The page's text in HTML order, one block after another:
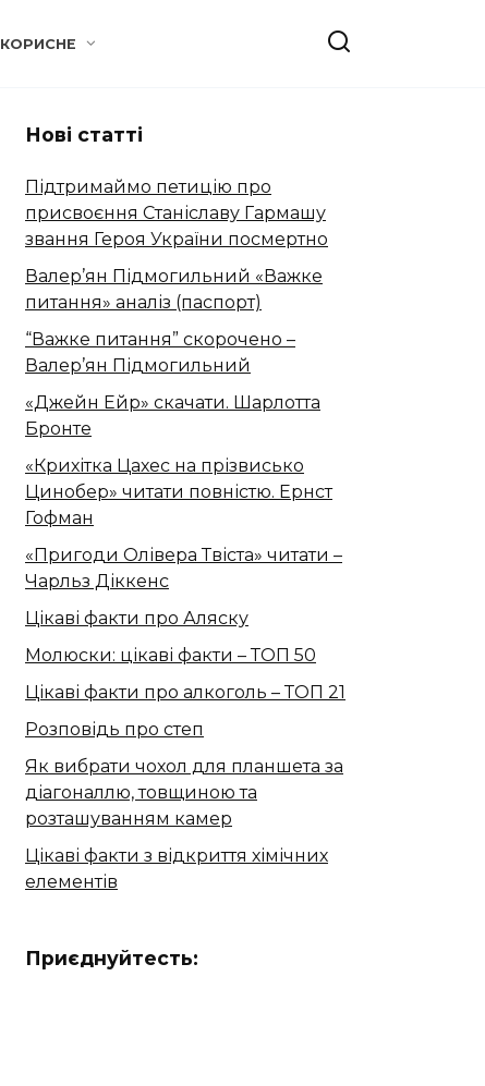
КОРИСНЕ
Нові статті
Підтримаймо петицію про
присвоєння Станіславу Гармашу
звання Героя України посмертно
Валер’ян Підмогильний «Важке
питання» аналіз (паспорт)
“Важке питання” скорочено –
Валер’ян Підмогильний
«Джейн Ейр» скачати. Шарлотта
Бронте
«Крихітка Цахес на прізвисько
Цинобер» читати повністю. Ернст
Гофман
«Пригоди Олівера Твіста» читати –
Чарльз Діккенс
Цікаві факти про Аляску
Молюски: цікаві факти – ТОП 50
Цікаві факти про алкоголь – ТОП 21
Розповідь про степ
Як вибрати чохол для планшета за
діагоналлю, товщиною та
розташуванням камер
Цікаві факти з відкриття хімічних
елементів
Приєднуйтесть: